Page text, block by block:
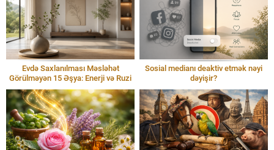
Evdə Saxlanılması Məsləhət
Görülməyən 15 Əşya: Enerji və Ruzi
Sosial medianı deaktiv etmək nəyi
dəyişir?